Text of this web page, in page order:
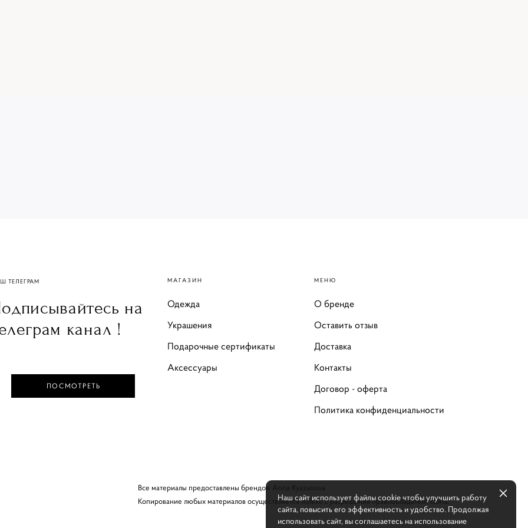
ТЕЛЕГРАМ
на
канал !
ПОСМОТРЕТЬ
МАГАЗИН
Одежда
Украшения
Подарочные сертификаты
Аксессуары
МЕНЮ
О бренде
Оставить отзыв
Доставка
Контакты
Договор - оферта
Политика конфиденциальности
Все материалы предоставлены брендом Anna Ryazanova
Копирование любых материалов осуществляется только с разрешения правообладателя сайта.
Наш сайт использует файлы cookie чтобы улучшить работу
сайта, повысить его эффективность и удобство. Продолжая
использовать сайт, вы соглашаетесь на использование